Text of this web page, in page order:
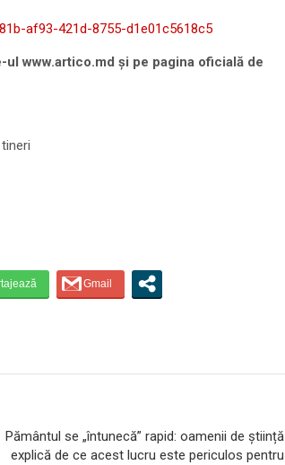
af93-421d-8755-d1e01c5618c5
www.artico.md și pe pagina oficială de
Pământul se „întunecă” rapid: oamenii de știință
explică de ce acest lucru este periculos pentru